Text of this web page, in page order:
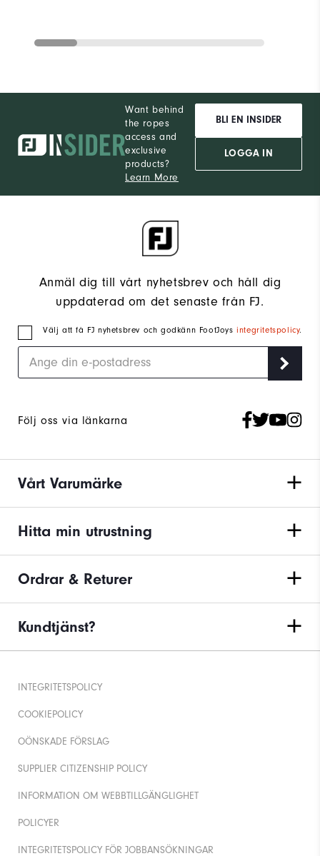
Want behind
the ropes
access and
exclusive
products?
Learn More
BLI EN INSIDER
LOGGA IN
Anmäl dig till vårt nyhetsbrev och håll dig
uppdaterad om det senaste från FJ.
Välj att få FJ nyhetsbrev och godkänn FootJoysintegritetspolicy.
Följ oss via länkarna
Vårt Varumärke
Hitta min utrustning
Ordrar & Returer
Kundtjänst?
INTEGRITETSPOLICY
COOKIEPOLICY
OÖNSKADE FÖRSLAG
SUPPLIER CITIZENSHIP POLICY
INFORMATION OM WEBBTILLGÄNGLIGHET
POLICYER
INTEGRITETSPOLICY FÖR JOBBANSÖKNINGAR